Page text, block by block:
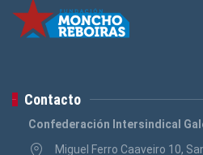
Contacto
Confederación Intersindical
Miguel Ferro Caaveiro 10,